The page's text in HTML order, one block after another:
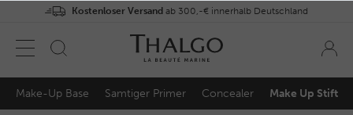
Kostenloser Versand ab 300,-€ innerhalb Deutschland
Make-Up Base Samtiger Primer Concealer Make Up Stift